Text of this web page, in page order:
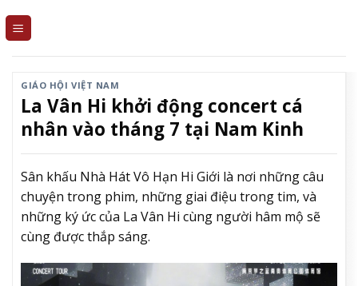
GIÁO HỘI VIỆT NAM
La Vân Hi khởi động concert cá
nhân vào tháng 7 tại Nam Kinh
Sân khấu Nhà Hát Vô Hạn Hi Giới là nơi những câu
chuyện trong phim, những giai điệu trong tim, và
những ký ức của La Vân Hi cùng người hâm mộ sẽ
cùng được thắp sáng.